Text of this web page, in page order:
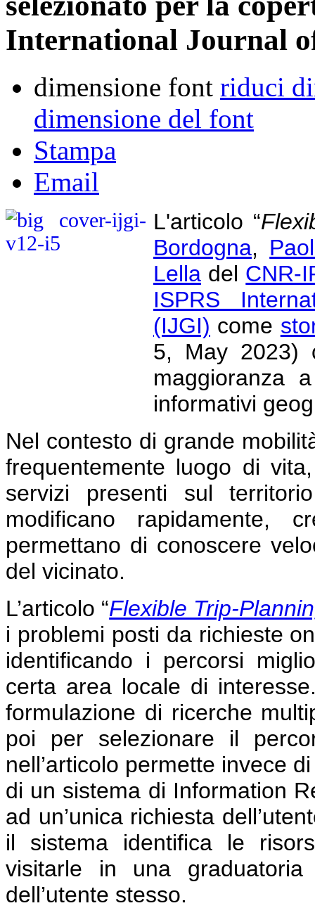
International Journal
dimensione font riduci
dimensione del font
Stampa
Email
L'articolo “
Bordogna,
Lella del CNR-
ISPRS
(IJGI) come
5, May 2023)
maggioranza
informativi
Nel contesto di grande
frequentemente luogo di
servizi presenti sul
modificano rapidamente,
permettano di conoscere
del vicinato.
L’articolo “Flexible Trip-
i problemi posti da richieste
identificando i percorsi
certa area locale di
formulazione di ricerche
poi per selezionare il
nell’articolo permette invece
di un sistema di Information
ad un’unica richiesta
il sistema identifica le
visitarle in una
dell’utente stesso.